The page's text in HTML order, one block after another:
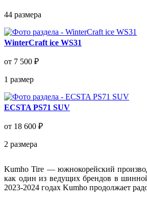
44 размера
WinterCraft ice WS31
от 7 500 ₽
1 размер
ECSTA PS71 SUV
от 18 600 ₽
2 размера
Kumho Tire — южнокорейский
как один из ведущих брендов в
2023-2024 годах Kumho продолжает